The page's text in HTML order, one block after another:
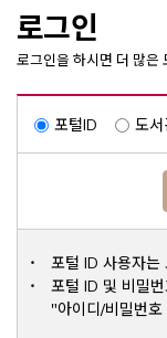
로그인
로그인을 하시면 더 많은
포털ID 도
포털 ID 사용자는
포털 ID 및 비밀
"아이디/비밀번